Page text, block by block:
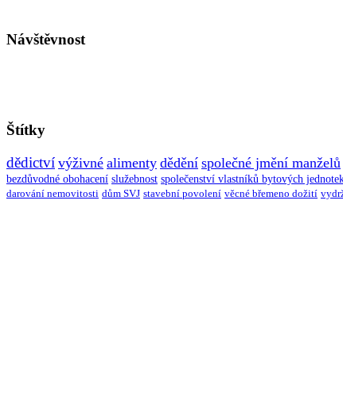
Návštěvnost
Štítky
dědictví výživné alimenty dědění společné jmění manželů
bezdůvodné obohacení služebnost společenství vlastníků bytových
darování nemovitosti dům SVJ stavební povolení věcné břemeno dožití